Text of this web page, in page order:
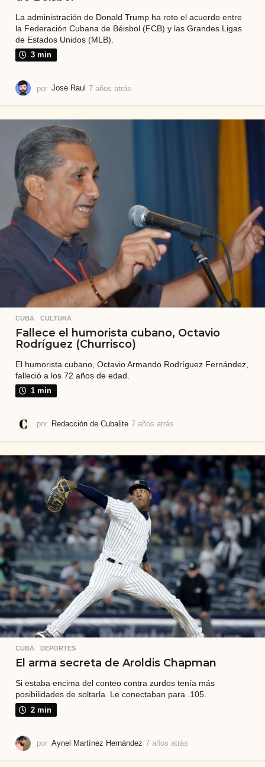
La administración de Donald Trump ha roto el acuerdo entre
la Federación Cubana de Béisbol (FCB) y las Grandes Ligas
de Estados Unidos (MLB).
3 min
por Jose Raul 7 años atrás
o
CUBA ,CULTURA
Fallece el humorista cubano, Octavio
Rodríguez (Churrisco)
El humorista cubano, Octavio Armando Rodríguez Fernández,
falleció a los 72 años de edad.
1 min
por Redacción de Cubalite 7 años atrás
o
t
r
á
CUBA ,DEPORTES
El arma secreta de Aroldis Chapman
Si estaba encima del conteo contra zurdos tenía más
posibilidades de soltarla. Le conectaban para .105.
2 min
por Aynel Martínez Hernández 7 años atrás